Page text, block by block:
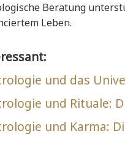
Beratung
Leben.
und das
und Rituale:
und Karma: